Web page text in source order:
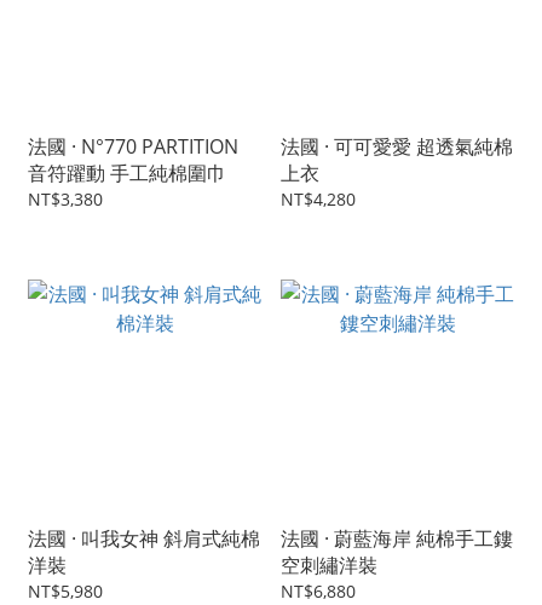
法國 · N°770 PARTITION
音符躍動 手工純棉圍巾
NT$3,380
法國 · 可可愛愛 超透氣純棉
上衣
NT$4,280
法國 · 叫我女神 斜肩式純棉
洋裝
NT$5,980
法國 · 蔚藍海岸 純棉手工鏤
空刺繡洋裝
NT$6,880